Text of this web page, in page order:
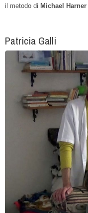
il metodo di Michael Harner
Patricia Galli